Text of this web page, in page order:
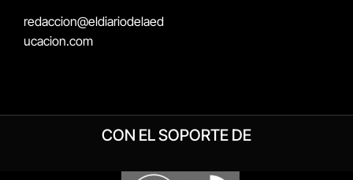
redaccion@eldiariodelaed
ucacion.com
CON EL SOPORTE DE